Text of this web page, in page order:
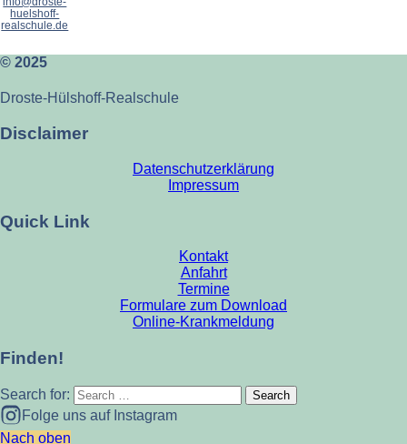
huelshoff-
realschule.de
© 2025
Droste-Hülshoff-Realschule
Disclaimer
Datenschutzerklärung
Impressum
Quick Link
Kontakt
Anfahrt
Termine
Formulare zum Download
Online-Krankmeldung
Finden!
Search for:
Folge uns auf Instagram
Nach oben